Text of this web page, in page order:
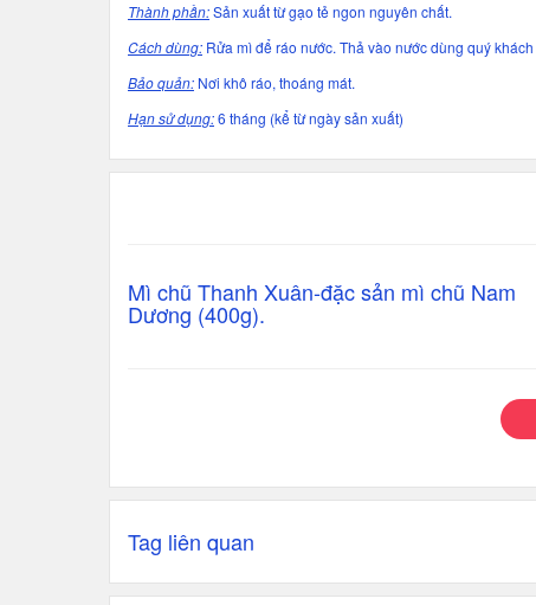
Thành phần:Sản xuất từ gạo tẻ ngon nguyên chất.
Cách dùng: Rửa mì để ráo nước. Thả vào nước dùng quý
Bảo quản: Nơi khô ráo, thoáng mát.
Hạn sử dụng:6 tháng (kể từ ngày sản xuất)
Mì chũ Thanh Xuân-đặc sản mì chũ Nam
Dương (400g).
Tag liên quan